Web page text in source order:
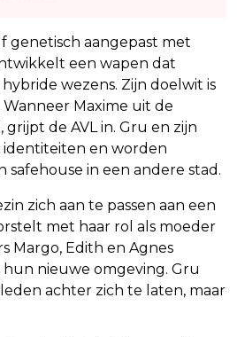
genetisch aangepast met
een wapen dat
wezens. Zijn doelwit is
Wanneer Maxime uit de
de AVL in. Gru en zijn
en worden
in een andere stad.
zich aan te passen aan een
met haar rol als moeder
Margo, Edith en Agnes
nieuwe omgeving. Gru
achter zich te laten, maar